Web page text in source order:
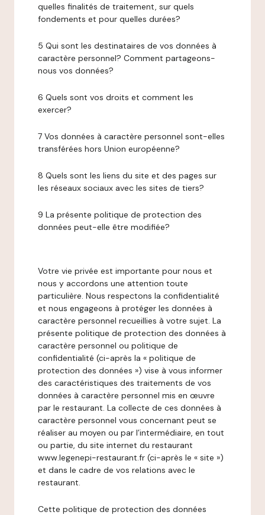
quelles finalités de traitement, sur quels
fondements et pour quelles durées?
5 Qui sont les destinataires de vos données à
caractère personnel? Comment partageons-
nous vos données?
6 Quels sont vos droits et comment les
exercer?
7 Vos données à caractère personnel sont-elles
transférées hors Union européenne?
8 Quels sont les liens du site et des pages sur
les réseaux sociaux avec les sites de tiers?
9 La présente politique de protection des
données peut-elle être modifiée?
Votre vie privée est importante pour nous et
nous y accordons une attention toute
particulière. Nous respectons la confidentialité
et nous engageons à protéger les données à
caractère personnel recueillies à votre sujet. La
présente politique de protection des données à
caractère personnel ou politique de
confidentialité (ci-après la « politique de
protection des données ») vise à vous informer
des caractéristiques des traitements de vos
données à caractère personnel mis en œuvre
par le restaurant. La collecte de ces données à
caractère personnel vous concernant peut se
réaliser au moyen ou par l’intermédiaire, en tout
ou partie, du site internet du restaurant
www.legenepi-restaurant.fr (ci-après le « site »)
et dans le cadre de vos relations avec le
restaurant.
Cette politique de protection des données